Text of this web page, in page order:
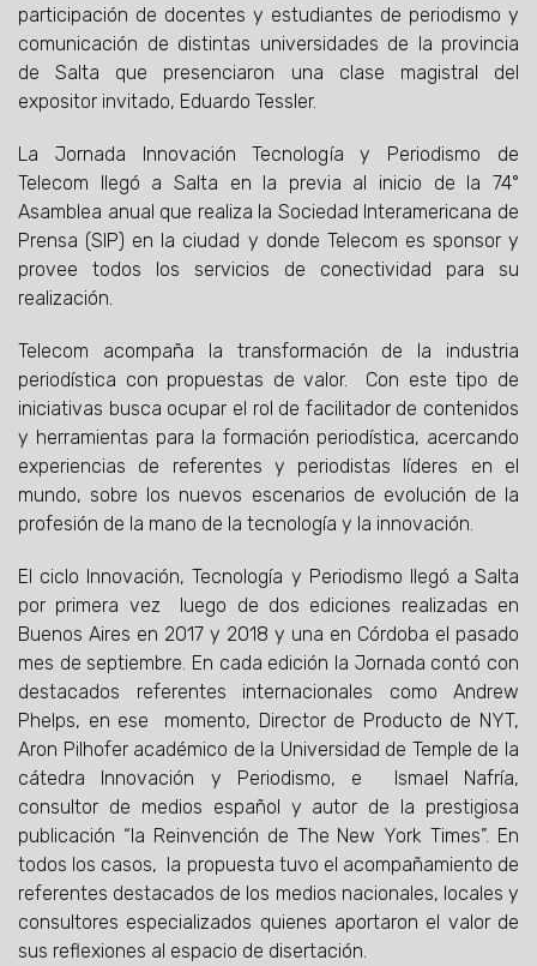
participación de docentes y estudiantes de periodismo y
comunicación de distintas universidades de la provincia
de Salta que presenciaron una clase magistral del
expositor invitado, Eduardo Tessler.
La Jornada Innovación Tecnología y Periodismo de
Telecom llegó a Salta en la previa al inicio de la 74°
Asamblea anual que realiza la Sociedad Interamericana de
Prensa (SIP) en la ciudad y donde Telecom es sponsor y
provee todos los servicios de conectividad para su
realización.
Telecom acompaña la transformación de la industria
periodística con propuestas de valor. Con este tipo de
iniciativas busca ocupar el rol de facilitador de contenidos
y herramientas para la formación periodística, acercando
experiencias de referentes y periodistas líderes en el
mundo, sobre los nuevos escenarios de evolución de la
profesión de la mano de la tecnología y la innovación.
El ciclo Innovación, Tecnología y Periodismo llegó a Salta
por primera vez luego de dos ediciones realizadas en
Buenos Aires en 2017 y 2018 y una en Córdoba el pasado
mes de septiembre. En cada edición la Jornada contó con
destacados referentes internacionales como Andrew
Phelps, en ese momento, Director de Producto de NYT,
Aron Pilhofer académico de la Universidad de Temple de la
cátedra Innovación y Periodismo, e Ismael Nafría,
consultor de medios español y autor de la prestigiosa
publicación “la Reinvención de The New York Times”. En
todos los casos, la propuesta tuvo el acompañamiento de
referentes destacados de los medios nacionales, locales y
consultores especializados quienes aportaron el valor de
sus reflexiones al espacio de disertación.